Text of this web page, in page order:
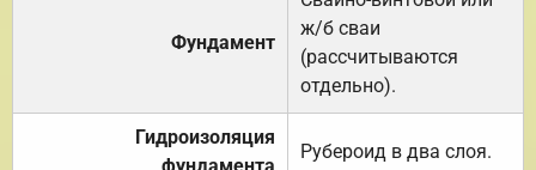
Фундамент
ж/б сваи
(рассчитываются
отдельно).
Гидроизоляция
Рубероид в два слоя.